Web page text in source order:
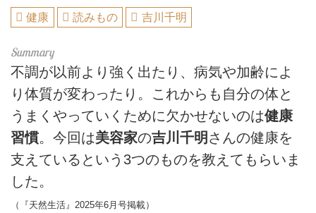
健康 読みもの 吉川千明
不調が以前より強く出たり、病気や加齢によ
り体質が変わったり。これからも自分の体と
うまくやっていくために欠かせないのは健康
習慣。今回は美容家の吉川千明 さんの健康を
支えているという3つのものを教えてもらいま
した。
（『天然生活』2025年6月号掲載）